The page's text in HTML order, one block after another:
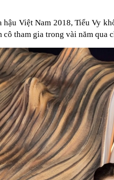
hậu Việt Nam 2018, Tiểu Vy
tham gia trong vài năm